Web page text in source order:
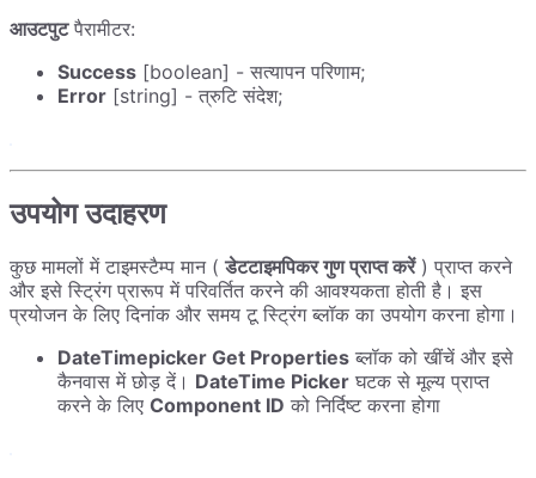
आउटपुटपैरामीटर:
Success [boolean] - सत्यापन परिणाम;
Error [string] - त्रुटि संदेश;
उपयोग उदाहरण
कुछ मामलों में टाइमस्टैम्प मान (डेटटाइमपिकर गुण प्राप्त करें) प्राप्त करने
और इसे स्ट्रिंग प्रारूप में परिवर्तित करने की आवश्यकता होती है। इस
प्रयोजन के लिए दिनांक और समय टू स्ट्रिंग ब्लॉक का उपयोग करना होगा।
DateTimepicker Get Properties ब्लॉक को खींचें और इसे
कैनवास में छोड़ दें। DateTime Picker घटक से मूल्य प्राप्त
करने के लिए Component ID को निर्दिष्ट करना होगा